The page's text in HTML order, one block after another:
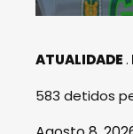
ATUALIDADE
583 detidos